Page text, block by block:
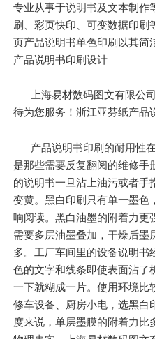
专业从事于说明书及文本制作
刷、彩页快印、可变数据印刷
页产品说明书单色印刷以其简
产品说明书印刷设计
上海易材数码图文有限公
待为您服务！浙江亚芬纸产品
产品说明书印刷的耐用性
是那些需要反复翻阅的维修手
的说明书一旦沾上油污或者手
变黄。黑白印刷只有单一墨色
响阅读。黑白油墨的附着力更
需要多层油墨叠加，干燥后墨
多。工厂车间里的设备说明书
色的文字和线条即使表面沾了
一下就糊成一片。使用环境比
修车设备、厨房小电，选黑白
度来说，单层墨膜的附着力比